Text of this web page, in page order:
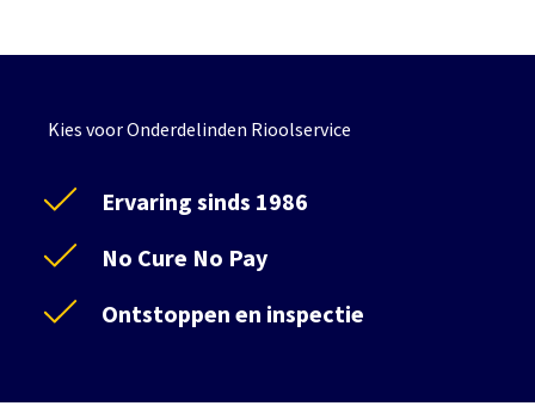
Kies voor Onderdelinden Rioolservice
Ervaring sinds 1986
No Cure No Pay
Ontstoppen en inspectie